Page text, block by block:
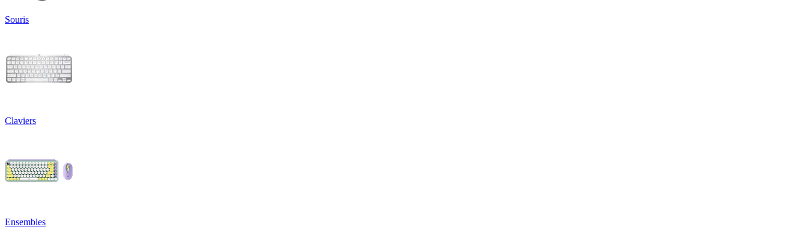
Souris
Claviers
Ensembles